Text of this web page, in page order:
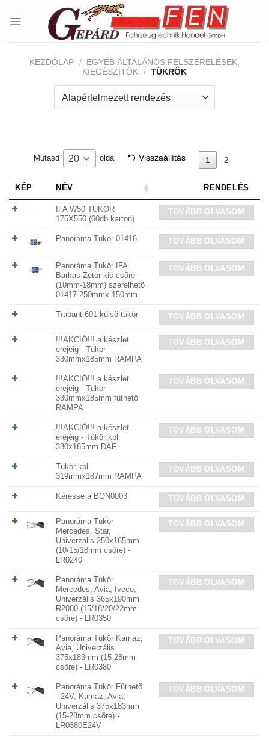
KEZDŐLAP / EGYÉB ÁLTALÁNOS FELSZERELÉSEK,
KIEGÉSZÍTŐK / TÜKRÖK
Mutasd 20 oldal Visszaállítás 1 2
KÉP NÉV RENDELÉS
IFA W50 TÜKÖR
175X550 (60db karton)
TOVÁBB OLVASOM
Panoráma Tükör 01416 TOVÁBB OLVASOM
Panoráma Tükör IFA
Barkas Zetor kis csõre
(10mm-18mm) szerelhetõ
01417 250mmx 150mm
TOVÁBB OLVASOM
Trabant 601 külsõ tükör TOVÁBB OLVASOM
!!!AKCIÓ!!! a készlet
erejéig - Tükör
330mmx185mm RAMPA
TOVÁBB OLVASOM
!!!AKCIÓ!!! a készlet
erejéig - Tükör
330mmx185mm fűthető
RAMPA
TOVÁBB OLVASOM
!!!AKCIÓ!!! a készlet
erejéig - Tükör kpl
330x185mm DAF
TOVÁBB OLVASOM
Tükör kpl
319mmx187mm RAMPA
TOVÁBB OLVASOM
Keresse a BON0003 TOVÁBB OLVASOM
Panoráma Tükör
Mercedes, Star,
Univerzális 250x165mm
(10/15/18mm csõre) -
LR0240
TOVÁBB OLVASOM
Panoráma Tükör
Mercedes, Avia, Iveco,
Univerzális 365x190mm
R2000 (15/18/20/22mm
csõre) - LR0350
TOVÁBB OLVASOM
Panoráma Tükör Kamaz,
Avia, Univerzális
375x183mm (15-28mm
csõre) - LR0380
TOVÁBB OLVASOM
Panoráma Tükör Fûthetõ
- 24V, Kamaz, Avia,
Univerzális 375x183mm
(15-28mm csõre) -
LR0380E24V
TOVÁBB OLVASOM